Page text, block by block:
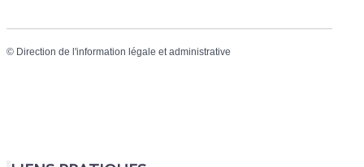
© Direction de l'information légale et administrative